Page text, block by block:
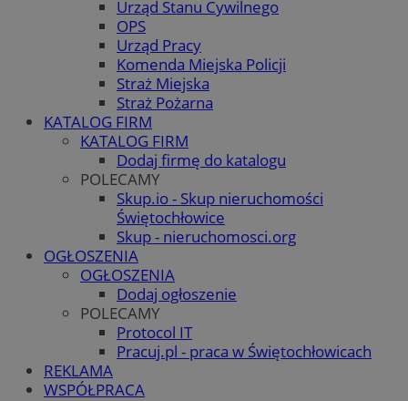
Urząd Stanu Cywilnego
OPS
Urząd Pracy
Komenda Miejska Policji
Straż Miejska
Straż Pożarna
KATALOG FIRM
KATALOG FIRM
Dodaj firmę do katalogu
POLECAMY
Skup.io - Skup nieruchomości
Świętochłowice
Skup - nieruchomosci.org
OGŁOSZENIA
OGŁOSZENIA
Dodaj ogłoszenie
POLECAMY
Protocol IT
Pracuj.pl - praca w Świętochłowicach
REKLAMA
WSPÓŁPRACA